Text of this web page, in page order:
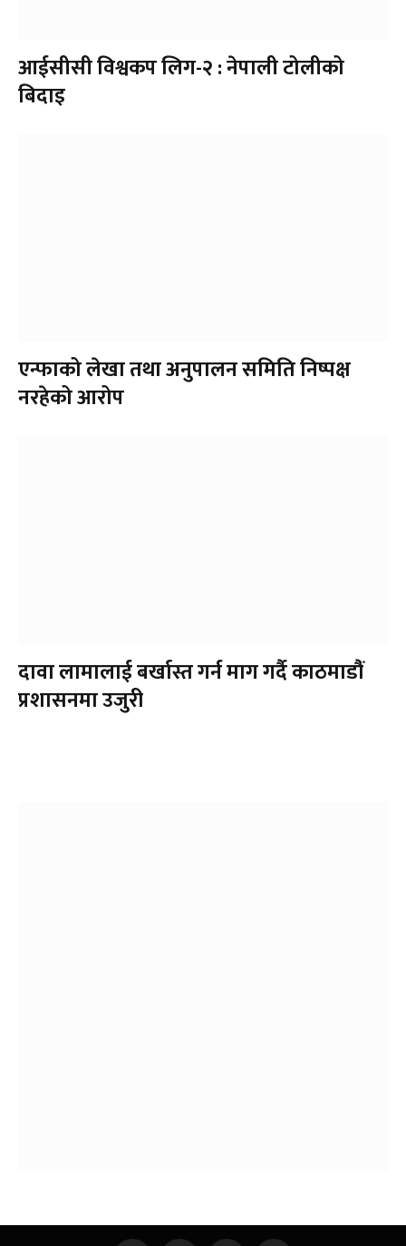
आईसीसी विश्वकप लिग-२ : नेपाली टोलीको
बिदाइ
एन्फाको लेखा तथा अनुपालन समिति निष्पक्ष
नरहेको आरोप
दावा लामालाई बर्खास्त गर्न माग गर्दै काठमाडौंं
प्रशासनमा उजुरी